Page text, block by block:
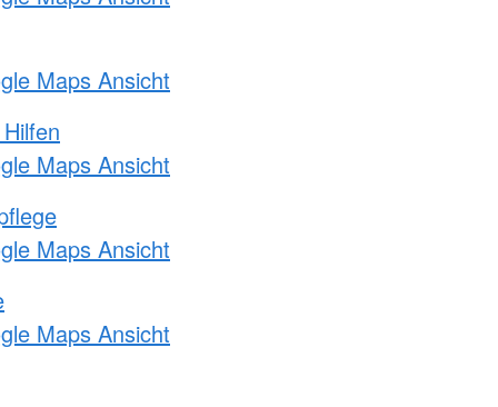
Maps Ansicht
Maps Ansicht
Maps Ansicht
Maps Ansicht